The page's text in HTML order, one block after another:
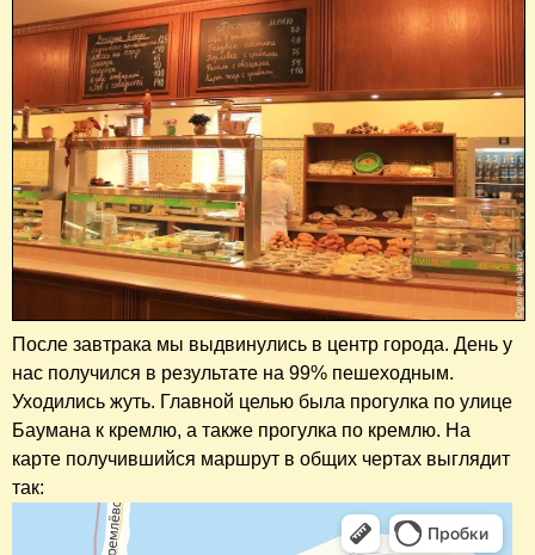
После завтрака мы выдвинулись в центр города. День у
нас получился в результате на 99% пешеходным.
Уходились жуть. Главной целью была прогулка по улице
Баумана к кремлю, а также прогулка по кремлю. На
карте получившийся маршрут в общих чертах выглядит
так: